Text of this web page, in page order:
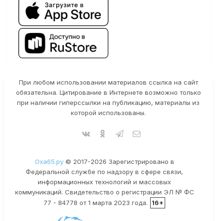
При любом использовании материалов ссылка на сайт
обязательна. Цитирование в Интернете возможно только
при наличии гиперссылки на публикацию, материалы из
которой использованы.
Оха65.ру© 2017-2026 Зарегистрировано в
Федеральной службе по надзору в сфере связи,
информационных технологий и массовых
коммуникаций. Свидетельство о регистрации ЭЛ № ФС
77 - 84778 от 1 марта 2023 года.
16+